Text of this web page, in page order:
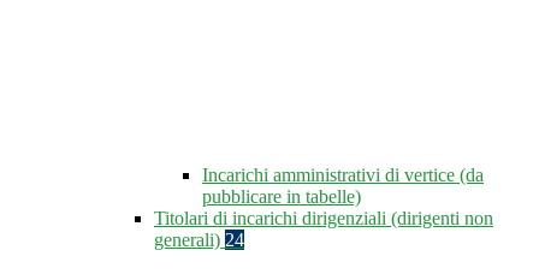
Incarichi amministrativi di vertice (da
pubblicare in tabelle)
Titolari di incarichi dirigenziali (dirigenti non
generali) 24